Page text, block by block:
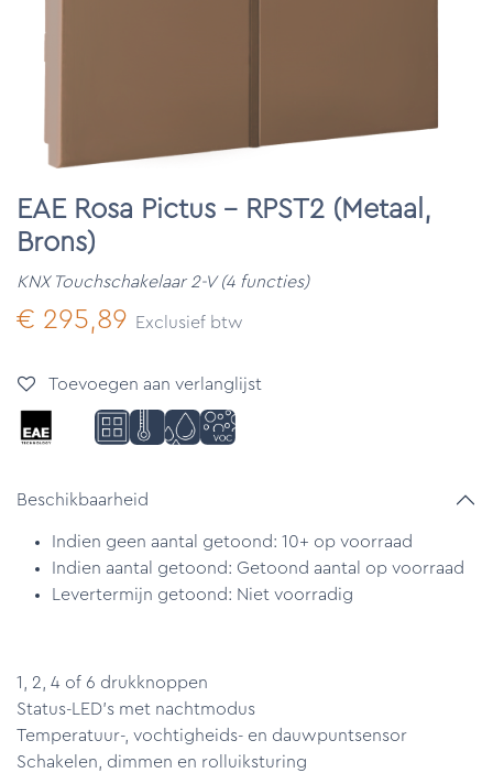
EAE Rosa Pictus - RPST2 (Metaal,
Brons)
KNX Touchschakelaar 2-V (4 functies)
€ 295,89 Exclusief btw
Toevoegen aan verlanglijst
Beschikbaarheid
Indien geen aantal getoond: 10+ op voorraad
Indien aantal getoond: Getoond aantal op voorraad
Levertermijn getoond: Niet voorradig
1, 2, 4 of 6 drukknoppen
Status-LED's met nachtmodus
Temperatuur-, vochtigheids- en dauwpuntsensor
Schakelen, dimmen en rolluiksturing